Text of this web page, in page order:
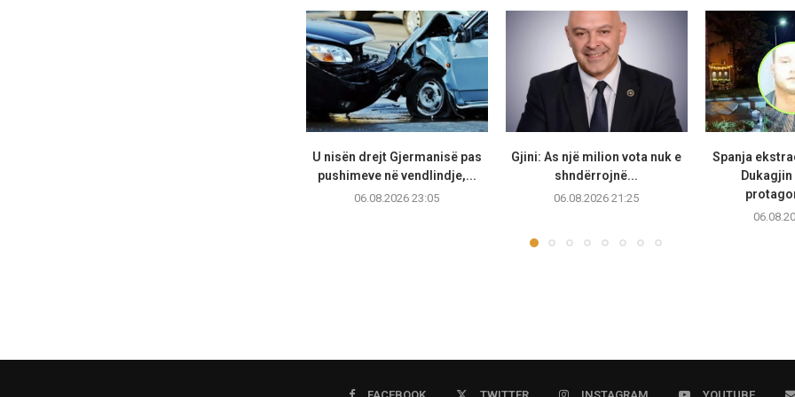
U nisën drejt Gjermanisë pas
pushimeve në vendlindje,...
06.08.2026 23:05
Gjini: As një milion vota nuk e
shndërrojnë...
06.08.2026 21:25
Spanja